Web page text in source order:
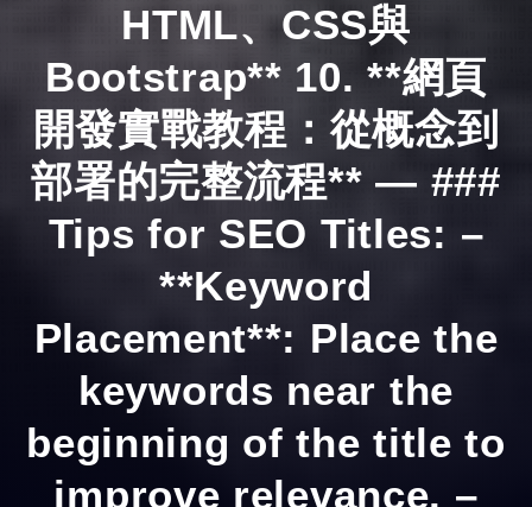
HTML、CSS與
Bootstrap** 10. **網頁
開發實戰教程：從概念到
部署的完整流程** — ###
Tips for SEO Titles: –
**Keyword
Placement**: Place the
keywords near the
beginning of the title to
improve relevance. –